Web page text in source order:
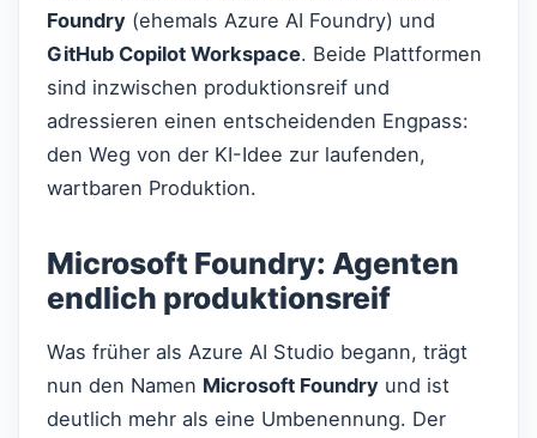
Foundry (ehemals Azure AI Foundry) und
GitHub Copilot Workspace. Beide Plattformen
sind inzwischen produktionsreif und
adressieren einen entscheidenden Engpass:
den Weg von der KI-Idee zur laufenden,
wartbaren Produktion.
Microsoft Foundry: Agenten
endlich produktionsreif
Was früher als Azure AI Studio begann, trägt
nun den Namen Microsoft Foundry und ist
deutlich mehr als eine Umbenennung. Der